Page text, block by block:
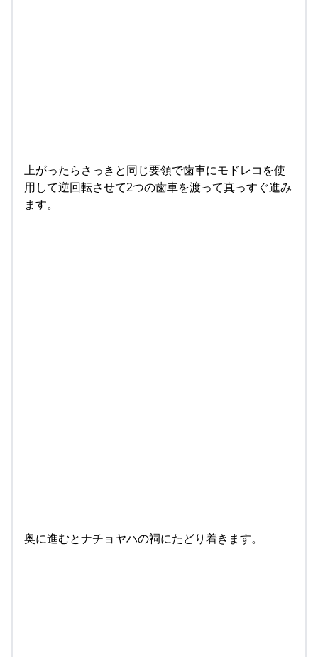
上がったらさっきと同じ要領で歯車にモドレコを使
用して逆回転させて2つの歯車を渡って真っすぐ進み
ます。
奥に進むとナチョヤハの祠にたどり着きます。